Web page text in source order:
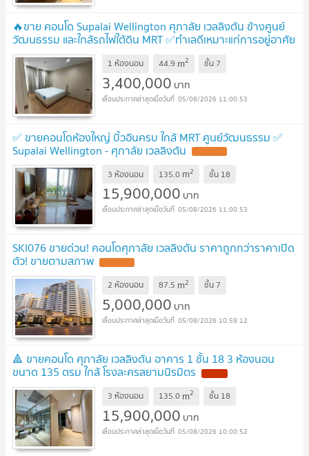
🔥ขาย คอนโด Supalai Wellington ศุภาลัย เวลลิงตัน ข้างศูนย์
วัฒนธรรม และใกล้รถไฟใต้ดิน MRT ✅ทำเลดีเหมาะแก่การอยู่อาศัย
หรือลงทุน UPDATE !
1 ห้องนอน 44.9 m2 ชั้น 7
3,400,000 บาท
05/08/2026 11:00:53
✅ ขายคอนโดห้องใหญ่ บิ้วอินครบ ใกล้ MRT ศูนย์วัฒนธรรม ✅
Supalai Wellington - ศุภาลัย เวลลิงตัน
3 ห้องนอน 135.0 m2 ชั้น 18
15,900,000 บาท
05/08/2026 11:00:53
SKI076 ขายด่วน! คอนโดศุภาลัย เวลลิงตัน ราคาถูกกว่าราคาเปิด
ตัว! ขายตามสภาพ
2 ห้องนอน 87.5 m2 ชั้น 7
5,000,000 บาท
05/08/2026 10:59:12
🔺 ขายคอนโด ศุภาลัย เวลลิงตัน อาคาร 1 ชั้น 18 3 ห้องนอน
ขนาด 135 ตรม ใกล้ โรงละครสยามนิรมิตร
3 ห้องนอน 135.0 m2 ชั้น 18
15,900,000 บาท
05/08/2026 10:00:52